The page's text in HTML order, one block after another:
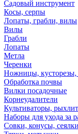
Садовый инструмент
Косы, серпы
Лопаты, грабли, вилы
Вилы
Грабли
Лопаты
Метла
Черенки
Ножницы,
Обработка почвы
Вилки посадочные
Корнеудалители
Культиваторы,
Наборы для ухода за
Совки, конусы,